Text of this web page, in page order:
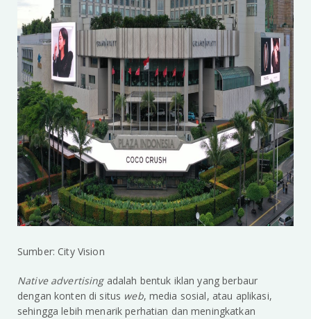
Sumber: City Vision
Native advertisingadalah bentuk iklan yang berbaur
dengan konten di situs web, media sosial, atau aplikasi,
sehingga lebih menarik perhatian dan meningkatkan